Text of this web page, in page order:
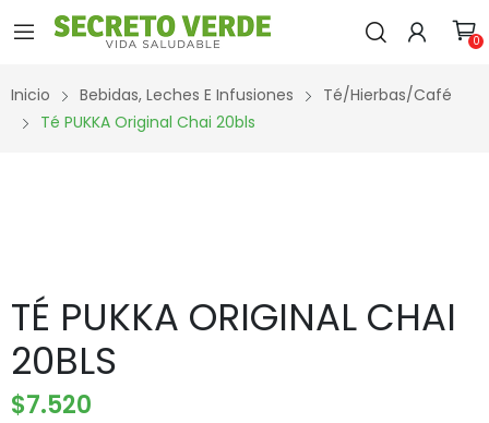
0
Inicio Bebidas, Leches E Infusiones
Té/Hierbas/Café
Té PUKKA Original Chai 20bls
TÉ PUKKA ORIGINAL CHAI
20BLS
$7.520